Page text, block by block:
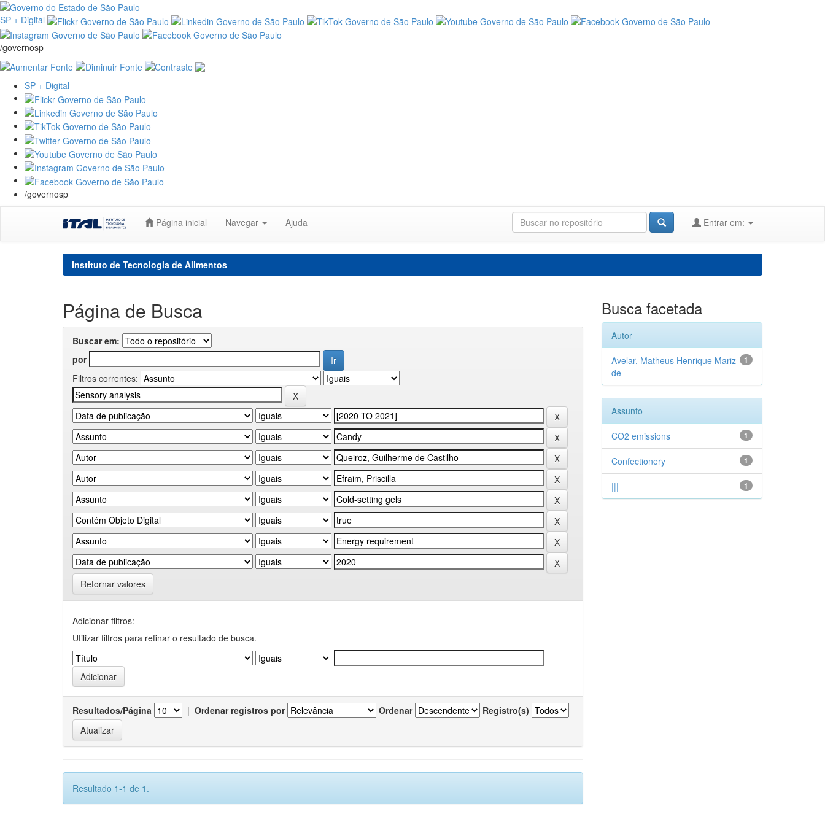
SP + Digital
/governosp
SP + Digital
/governosp
Página inicial Navegar Ajuda Entrar em:
Instituto de Tecnologia de Alimentos
Página de Busca
Buscar em:
por
Filtros correntes:
Retornar valores
Adicionar filtros:
Utilizar filtros para refinar o resultado de busca.
Resultados/Página | Ordenar registros por Ordenar Registro(s)
Resultado 1-1 de 1.
Busca facetada
Autor
1
Avelar, Matheus Henrique Mariz
de
Assunto
1
CO2 emissions
1
Confectionery
1
|||